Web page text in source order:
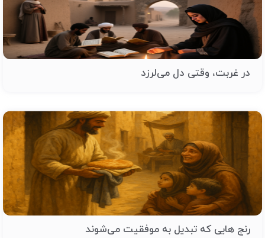
در غربت، وقتی دل می‌لرزد
رنج هایی که تبدیل به موفقیت می‌شوند